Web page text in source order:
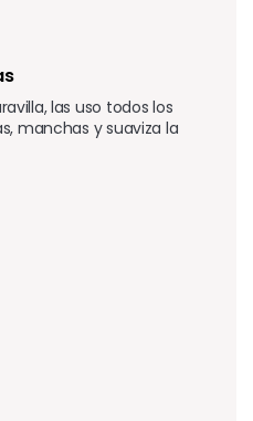
las uso todos los
manchas y suaviza la